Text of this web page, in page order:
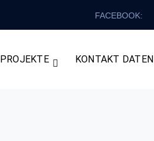
FACEBOOK:
PROJEKTE KONTAKT DATEN